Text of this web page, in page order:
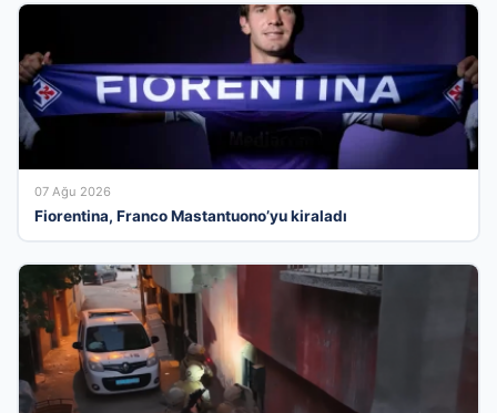
07 Ağu 2026
Fiorentina, Franco Mastantuono’yu kiraladı